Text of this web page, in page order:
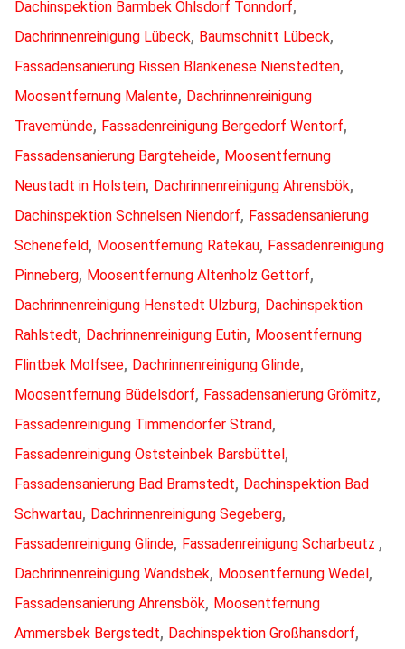
Dachinspektion Barmbek Ohlsdorf Tonndorf,
Dachrinnenreinigung Lübeck, Baumschnitt Lübeck,
Fassadensanierung Rissen Blankenese Nienstedten,
Moosentfernung Malente, Dachrinnenreinigung
Travemünde, Fassadenreinigung Bergedorf Wentorf,
Fassadensanierung Bargteheide, Moosentfernung
Neustadt in Holstein, Dachrinnenreinigung Ahrensbök,
Dachinspektion Schnelsen Niendorf, Fassadensanierung
Schenefeld, Moosentfernung Ratekau, Fassadenreinigung
Pinneberg, Moosentfernung Altenholz Gettorf,
Dachrinnenreinigung Henstedt Ulzburg, Dachinspektion
Rahlstedt, Dachrinnenreinigung Eutin, Moosentfernung
Flintbek Molfsee, Dachrinnenreinigung Glinde,
Moosentfernung Büdelsdorf, Fassadensanierung Grömitz,
Fassadenreinigung Timmendorfer Strand,
Fassadenreinigung Oststeinbek Barsbüttel,
Fassadensanierung Bad Bramstedt, Dachinspektion Bad
Schwartau, Dachrinnenreinigung Segeberg,
Fassadenreinigung Glinde, Fassadenreinigung Scharbeutz ,
Dachrinnenreinigung Wandsbek, Moosentfernung Wedel,
Fassadensanierung Ahrensbök, Moosentfernung
Ammersbek Bergstedt, Dachinspektion Großhansdorf,